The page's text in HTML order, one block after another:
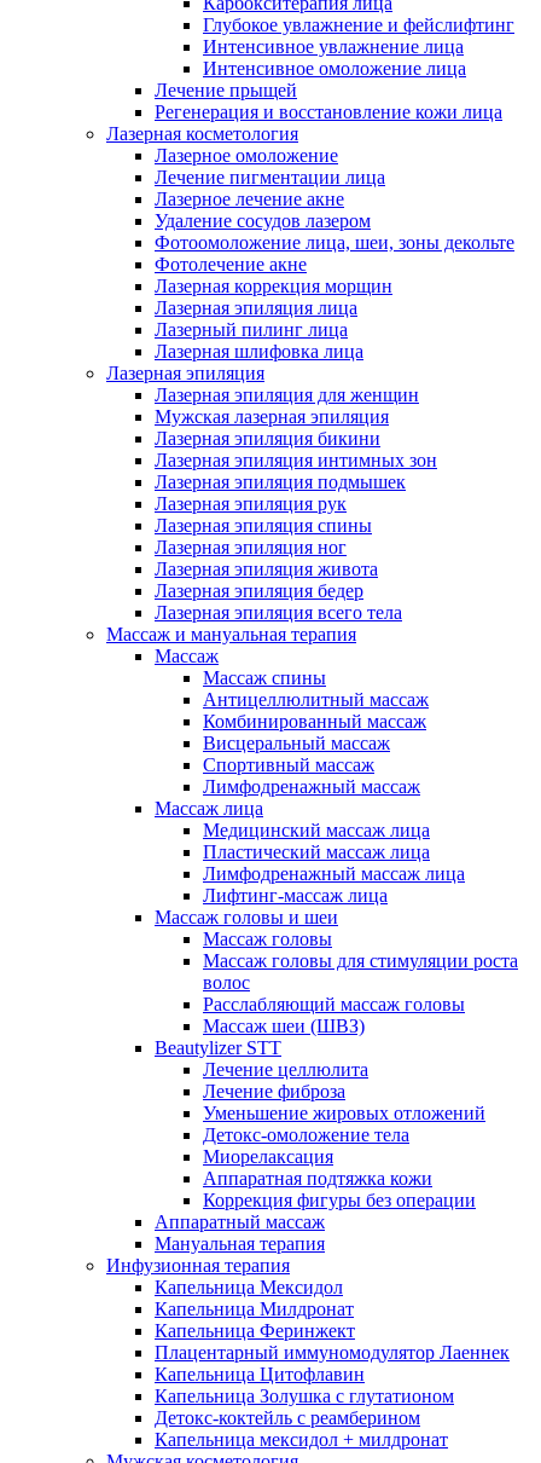
Глубокое увлажнение и фейслифтинг
Интенсивное увлажнение лица
Интенсивное омоложение лица
Лечение прыщей
Регенерация и восстановление кожи лица
Лазерная косметология
Лазерное омоложение
Лечение пигментации лица
Лазерное лечение акне
Удаление сосудов лазером
Фотоомоложение лица, шеи, зоны декольте
Фотолечение акне
Лазерная коррекция морщин
Лазерная эпиляция лица
Лазерный пилинг лица
Лазерная шлифовка лица
Лазерная эпиляция
Лазерная эпиляция для женщин
Мужская лазерная эпиляция
Лазерная эпиляция бикини
Лазерная эпиляция интимных зон
Лазерная эпиляция подмышек
Лазерная эпиляция рук
Лазерная эпиляция спины
Лазерная эпиляция ног
Лазерная эпиляция живота
Лазерная эпиляция бедер
Лазерная эпиляция всего тела
Массаж и мануальная терапия
Массаж
Массаж спины
Антицеллюлитный массаж
Комбинированный массаж
Висцеральный массаж
Спортивный массаж
Лимфодренажный массаж
Массаж лица
Медицинский массаж лица
Пластический массаж лица
Лимфодренажный массаж лица
Лифтинг-массаж лица
Массаж головы и шеи
Массаж головы
Массаж головы для стимуляции роста
волос
Расслабляющий массаж головы
Массаж шеи (ШВЗ)
Beautylizer STT
Лечение целлюлита
Лечение фиброза
Уменьшение жировых отложений
Детокс-омоложение тела
Миорелаксация
Аппаратная подтяжка кожи
Коррекция фигуры без операции
Аппаратный массаж
Мануальная терапия
Инфузионная терапия
Капельница Мексидол
Капельница Милдронат
Капельница Феринжект
Плацентарный иммуномодулятор Лаеннек
Капельница Цитофлавин
Капельница Золушка с глутатионом
Детокс-коктейль с реамберином
Капельница мексидол + милдронат